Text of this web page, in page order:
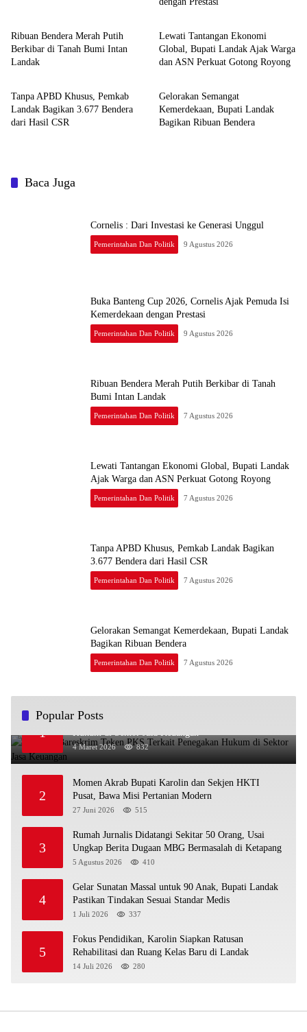
Ribuan Bendera Merah Putih
Berkibar di Tanah Bumi Intan
Landak
Pemerintahan dan Politik
Lewati Tantangan Ekonomi
Global, Bupati Landak Ajak Warga
dan ASN Perkuat Gotong Royong
Pemerintahan dan Politik
Tanpa APBD Khusus, Pemkab
Landak Bagikan 3.677 Bendera
dari Hasil CSR
Pemerintahan dan Politik
Gelorakan Semangat
Kemerdekaan, Bupati Landak
Bagikan Ribuan Bendera
Baca Juga
Cornelis : Dari Investasi ke Generasi Unggul
Pemerintahan Dan Politik 9 Agustus 2026
Buka Banteng Cup 2026, Cornelis Ajak Pemuda Isi
Kemerdekaan dengan Prestasi
Pemerintahan Dan Politik 9 Agustus 2026
Ribuan Bendera Merah Putih Berkibar di Tanah
Bumi Intan Landak
Pemerintahan Dan Politik 7 Agustus 2026
Lewati Tantangan Ekonomi Global, Bupati Landak
Ajak Warga dan ASN Perkuat Gotong Royong
Pemerintahan Dan Politik 7 Agustus 2026
Tanpa APBD Khusus, Pemkab Landak Bagikan
3.677 Bendera dari Hasil CSR
Pemerintahan Dan Politik 7 Agustus 2026
Gelorakan Semangat Kemerdekaan, Bupati Landak
Bagikan Ribuan Bendera
Pemerintahan Dan Politik 7 Agustus 2026
Popular Posts
1
OJK dan Bareskrim Teken PKS Terkait Penegakan
4 Maret 2026 832
2
Momen Akrab Bupati Karolin dan Sekjen HKTI
27 Juni 2026 515
3
Rumah Jurnalis Didatangi Sekitar 50 Orang, Usai
Ungkap Berita Dugaan MBG Bermasalah di Ketapang
5 Agustus 2026 410
4
Gelar Sunatan Massal untuk 90 Anak, Bupati Landak
Pastikan Tindakan Sesuai Standar Medis
1 Juli 2026 337
5
Fokus Pendidikan, Karolin Siapkan Ratusan
Rehabilitasi dan Ruang Kelas Baru di Landak
14 Juli 2026 280